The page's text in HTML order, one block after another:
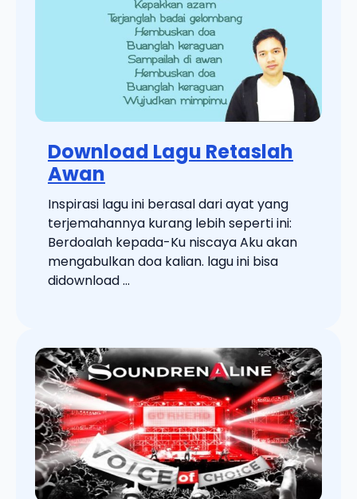
Download Lagu Retaslah
Awan
Inspirasi lagu ini berasal dari ayat yang
terjemahannya kurang lebih seperti ini:
Berdoalah kepada-Ku niscaya Aku akan
mengabulkan doa kalian. lagu ini bisa
didownload ...